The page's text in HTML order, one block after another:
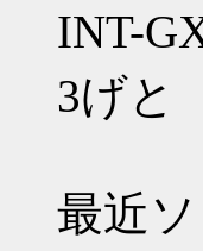
INT-
3げと
最近